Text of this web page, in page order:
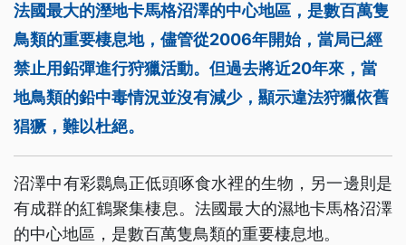
法國最大的溼地卡馬格沼澤的中心地區，是數百萬隻
鳥類的重要棲息地，儘管從2006年開始，當局已經
禁止用鉛彈進行狩獵活動。但過去將近20年來，當
地鳥類的鉛中毒情況並沒有減少，顯示違法狩獵依舊
猖獗，難以杜絕。
沼澤中有彩䴉鳥正低頭啄食水裡的生物，另一邊則是
有成群的紅鶴聚集棲息。法國最大的濕地卡馬格沼澤
的中心地區，是數百萬隻鳥類的重要棲息地。